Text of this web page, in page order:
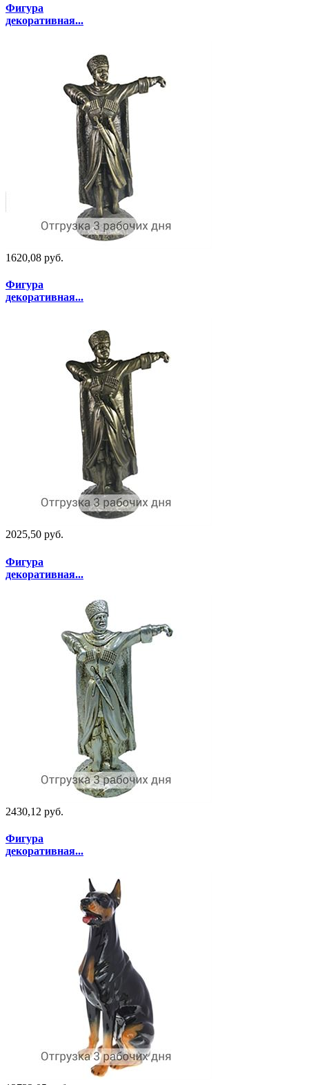
Фигура
декоративная...
1620,08 руб.
Фигура
декоративная...
2025,50 руб.
Фигура
декоративная...
2430,12 руб.
Фигура
декоративная...